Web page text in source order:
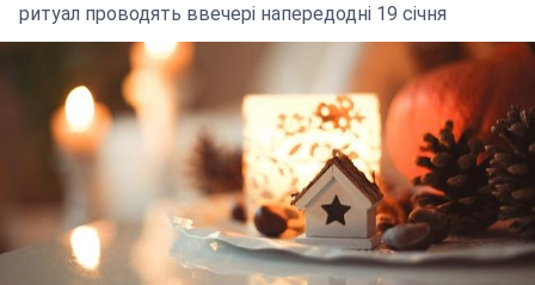
ритуал проводять ввечері напередодні 19 січня